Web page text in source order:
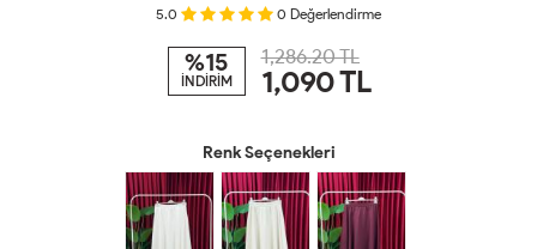
5.0 0 Değerlendirme
%15
İNDİRİM
1,286.20 TL
1,090TL
Renk Seçenekleri